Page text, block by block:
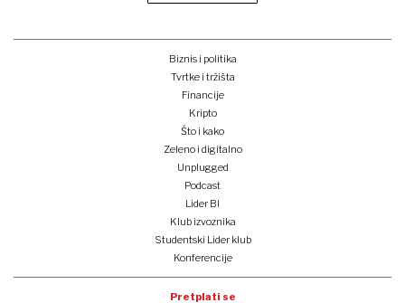
Biznis i politika
Tvrtke i tržišta
Financije
Kripto
Što i kako
Zeleno i digitalno
Unplugged
Podcast
Lider BI
Klub izvoznika
Studentski Lider klub
Konferencije
Pretplati se